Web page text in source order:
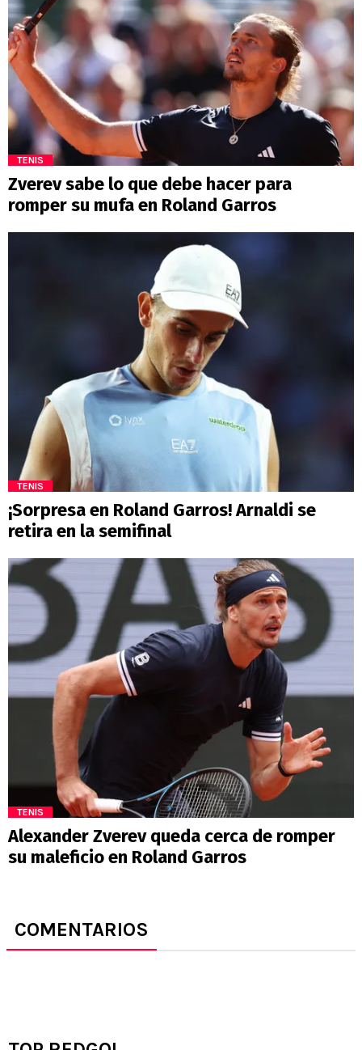
TENIS
Zverev sabe lo que debe hacer para
romper su mufa en Roland Garros
TENIS
¡Sorpresa en Roland Garros! Arnaldi se
retira en la semifinal
TENIS
Alexander Zverev queda cerca de romper
su maleficio en Roland Garros
COMENTARIOS